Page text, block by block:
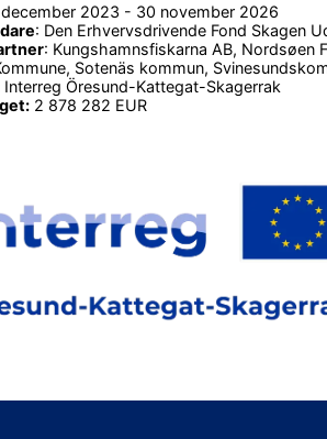
december 2023 - 30 november 2026
: Den Erhvervsdrivende Fond Skagen
: Kungshamnsfiskarna AB, Nordsøen
Sotenäs kommun,
Interreg Öresund-Kattegat-Skagerrak
2 878 282 EUR